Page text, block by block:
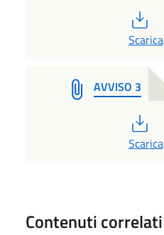
PDF
Scarica
AVVISO 3
PDF
Scarica
Contenuti correlati